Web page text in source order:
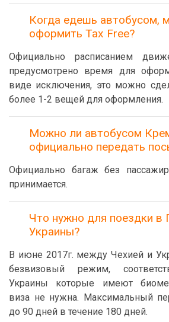
Когда едешь автобусом,
оформить Tax Free?
Официально расписанием
предусмотрено время для
виде исключения, это можно
более 1-2 вещей для оформления.
Можно ли автобусом
официально передать
Официально багаж без
принимается.
Что нужно для поездки в
Украины?
В июне 2017г. между Чехией и
безвизовый режим,
Украины которые имеют
виза не нужна. Максимальный
до 90 дней в течение 180 дней.